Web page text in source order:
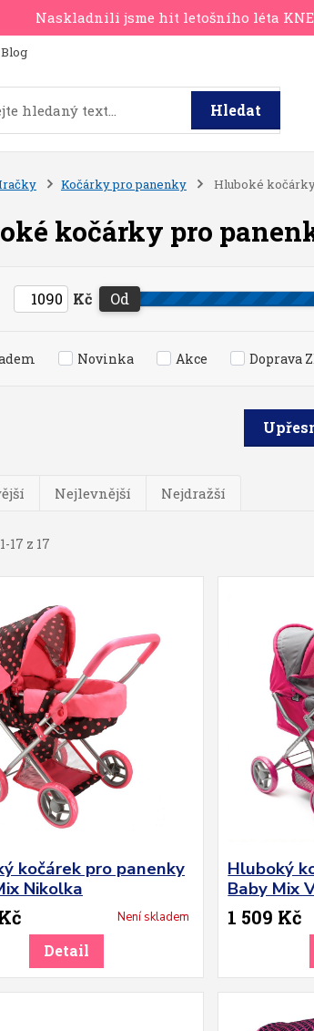
Naskladnili jsme hit letošního léta
Blog
Hledat
Kočárky pro panenky Hluboké
kočárky pro
Kč Od
Novinka Akce Doprava
Nejlevnější Nejdražší
17 z 17
kočárek pro panenky
Nikolka
Není skladem
Detail
Hluboký
Baby Mix
1 509 Kč